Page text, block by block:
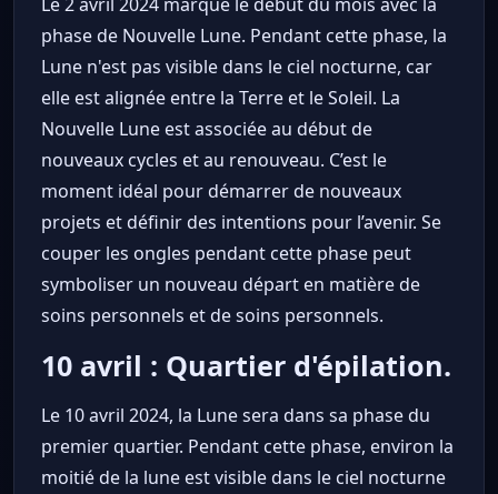
phase de Nouvelle Lune. Pendant cette phase, la
Lune n'est pas visible dans le ciel nocturne, car
elle est alignée entre la Terre et le Soleil. La
Nouvelle Lune est associée au début de
nouveaux cycles et au renouveau. C’est le
moment idéal pour démarrer de nouveaux
projets et définir des intentions pour l’avenir. Se
couper les ongles pendant cette phase peut
symboliser un nouveau départ en matière de
soins personnels et de soins personnels.
10 avril : Quartier d'épilation.
Le 10 avril 2024, la Lune sera dans sa phase du
premier quartier. Pendant cette phase, environ la
moitié de la lune est visible dans le ciel nocturne